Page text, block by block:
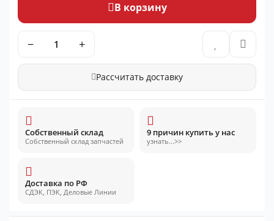
В корзину
− +
Рассчитать доставку
Собственный склад
Собственный склад запчастей
9 причин купить у нас
узнать...>>
Доставка по РФ
СДЭК, ПЭК, Деловые Линии